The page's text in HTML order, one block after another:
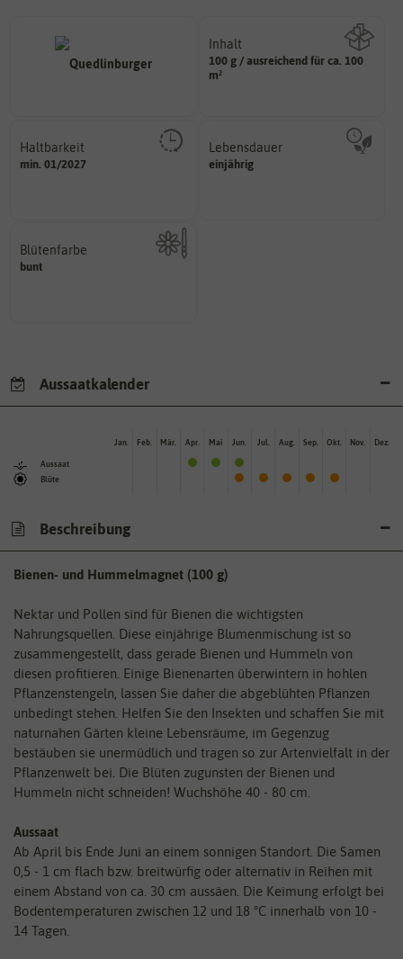
Inhalt
100 g / ausreichend für ca. 100
m²
Wie viel ist enthalten
Haltbarkeit
min. 01/2027
und Pflanzgut sehr gut keimen
sollte.
Lebensdauer
einjährig
einjährig, zweijährig oder
mehrjährig.
Blütenfarbe
bunt
Kann auch mehrfarbig sein.
Aussaatkalender
Aussaat
Blüte
Jan. Feb. Mär. Apr. Mai Jun. Jul. Aug. Sep. Okt. Nov. Dez.
Beschreibung
Bienen- und Hummelmagnet (100 g)
Nektar und Pollen sind für Bienen die wichtigsten
Nahrungsquellen. Diese einjährige Blumenmischung ist so
zusammengestellt, dass gerade Bienen und Hummeln von
diesen profitieren. Einige Bienenarten überwintern in hohlen
Pflanzenstengeln, lassen Sie daher die abgeblühten Pflanzen
unbedingt stehen. Helfen Sie den Insekten und schaffen Sie mit
naturnahen Gärten kleine Lebensräume, im Gegenzug
bestäuben sie unermüdlich und tragen so zur Artenvielfalt in der
Pflanzenwelt bei. Die Blüten zugunsten der Bienen und
Hummeln nicht schneiden! Wuchshöhe 40 - 80 cm.
Aussaat
Ab April bis Ende Juni an einem sonnigen Standort. Die Samen
0,5 - 1 cm flach bzw. breitwürfig oder alternativ in Reihen mit
einem Abstand von ca. 30 cm aussäen. Die Keimung erfolgt bei
Bodentemperaturen zwischen 12 und 18 °C innerhalb von 10 -
14 Tagen.